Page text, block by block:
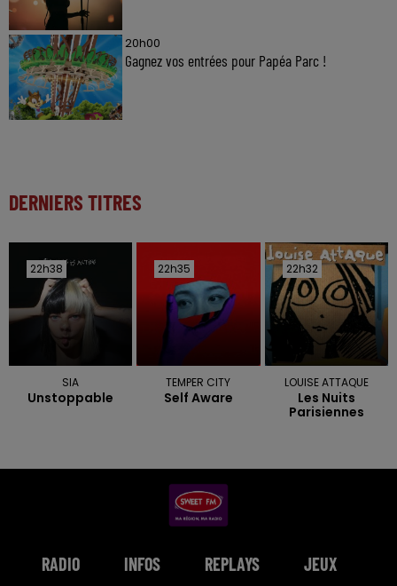
20h00
Gagnez vos entrées pour Papéa Parc !
DERNIERS TITRES
22h38
22h38
SIA
Unstoppable
22h35
22h35
TEMPER CITY
Self Aware
22h32
22h32
LOUISE ATTAQUE
Les Nuits
Parisiennes
RADIO INFOS REPLAYS JEUX